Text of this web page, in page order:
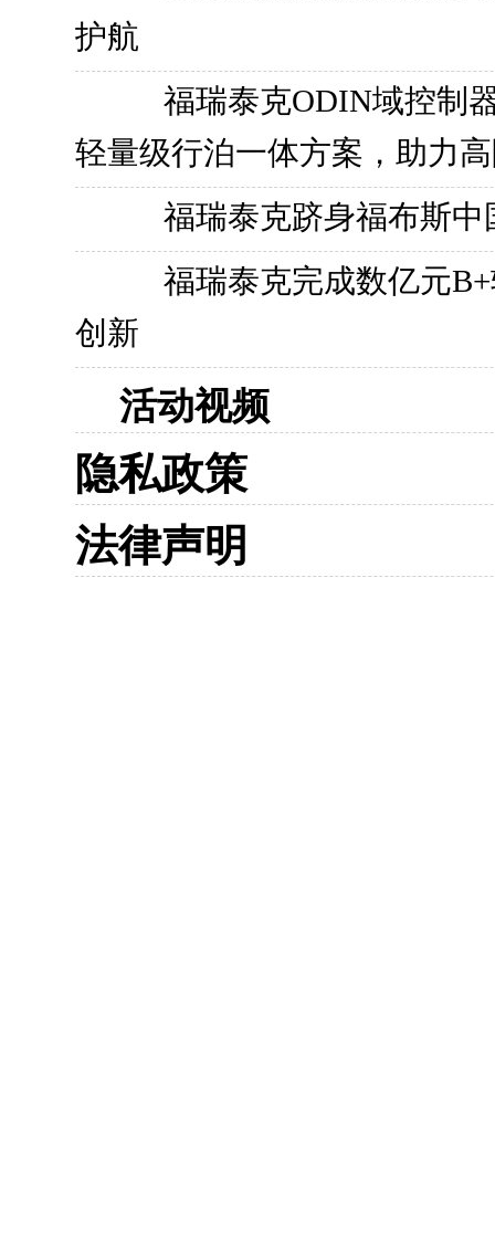
护航
福瑞泰克ODIN域控制
轻量级行泊一体方案，助力
福瑞泰克跻身福布斯中
福瑞泰克完成数亿元
创新
活动视频
隐私政策
法律声明